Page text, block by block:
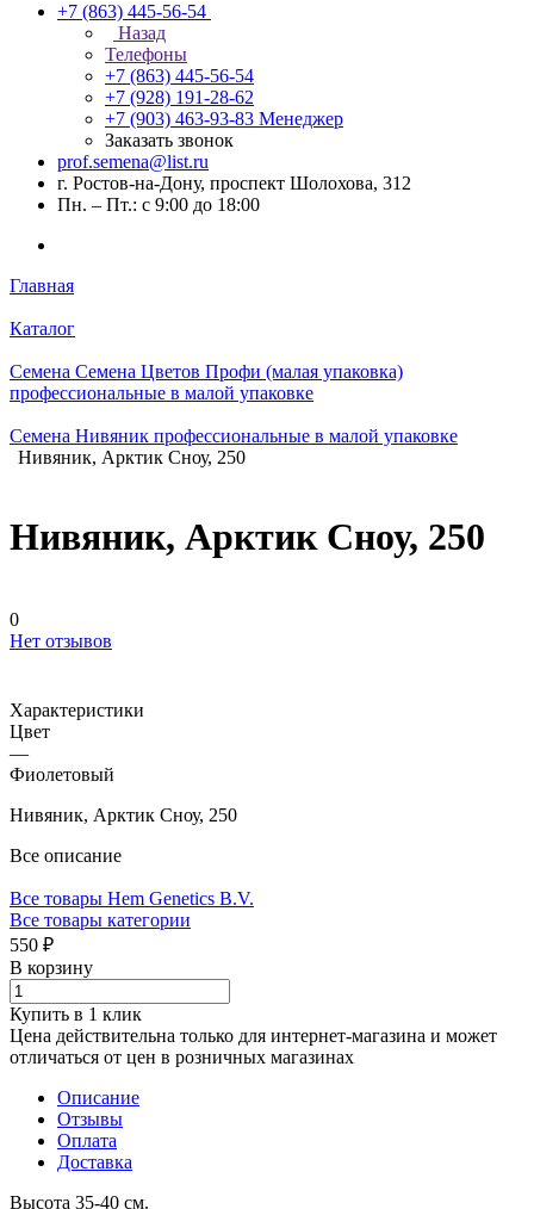
+7 (863) 445-56-54
Назад
Телефоны
+7 (863) 445-56-54
+7 (928) 191-28-62
+7 (903) 463-93-83 Менеджер
Заказать звонок
prof.semena@list.ru
г. Ростов-на-Дону, проспект Шолохова, 312
Пн. – Пт.: с 9:00 до 18:00
Главная
Каталог
Семена Семена Цветов Профи (малая упаковка)
профессиональные в малой упаковке
Семена Нивяник профессиональные в малой упаковке
Нивяник, Арктик Сноу, 250
Нивяник, Арктик Сноу, 250
0
Нет отзывов
Характеристики
Цвет
—
Фиолетовый
Нивяник, Арктик Сноу, 250
Все описание
Все товары Hem Genetics B.V.
Все товары категории
550 ₽
В корзину
Купить в 1 клик
Цена действительна только для интернет-магазина и может
отличаться от цен в розничных магазинах
Описание
Отзывы
Оплата
Доставка
Высота 35-40 см.